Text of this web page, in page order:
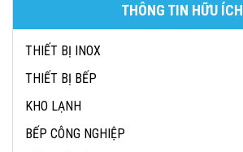
THÔNG TIN HỮU ÍCH
THIẾT BỊ INOX
THIẾT BỊ BẾP
KHO LẠNH
BẾP CÔNG NGHIỆP